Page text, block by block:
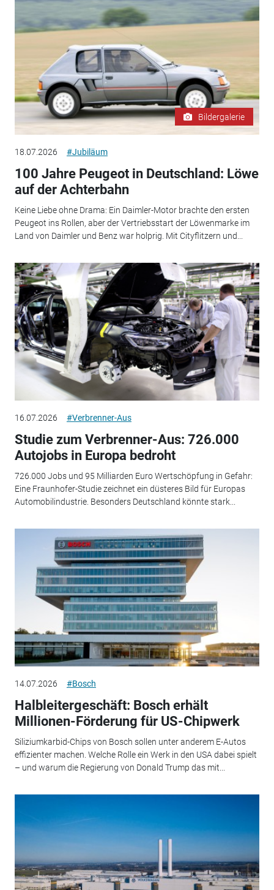
Bildergalerie
18.07.2026 #Jubiläum
100 Jahre Peugeot in Deutschland: Löwe
auf der Achterbahn
Keine Liebe ohne Drama: Ein Daimler-Motor brachte den ersten
Peugeot ins Rollen, aber der Vertriebsstart der Löwenmarke im
Land von Daimler und Benz war holprig. Mit Cityflitzern und...
16.07.2026 #Verbrenner-Aus
Studie zum Verbrenner-Aus: 726.000
Autojobs in Europa bedroht
726.000 Jobs und 95 Milliarden Euro Wertschöpfung in Gefahr:
Eine Fraunhofer-Studie zeichnet ein düsteres Bild für Europas
Automobilindustrie. Besonders Deutschland könnte stark...
14.07.2026 #Bosch
Halbleitergeschäft: Bosch erhält
Millionen-Förderung für US-Chipwerk
Siliziumkarbid-Chips von Bosch sollen unter anderem E-Autos
effizienter machen. Welche Rolle ein Werk in den USA dabei spielt
– und warum die Regierung von Donald Trump das mit...